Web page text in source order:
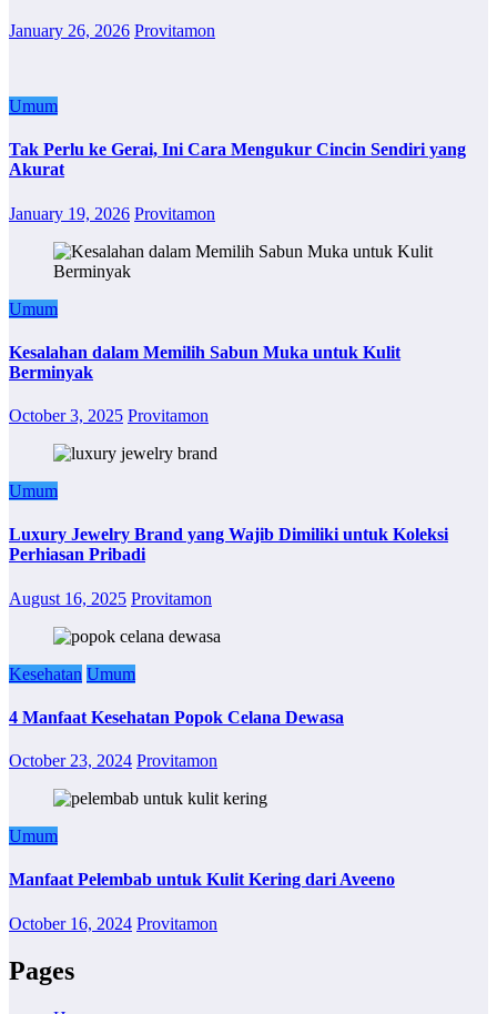
January 26, 2026 Provitamon
Umum
Tak Perlu ke Gerai, Ini Cara Mengukur Cincin Sendiri yang
Akurat
January 19, 2026 Provitamon
Umum
Kesalahan dalam Memilih Sabun Muka untuk Kulit
Berminyak
October 3, 2025 Provitamon
Umum
Luxury Jewelry Brand yang Wajib Dimiliki untuk Koleksi
Perhiasan Pribadi
August 16, 2025 Provitamon
Kesehatan Umum
4 Manfaat Kesehatan Popok Celana Dewasa
October 23, 2024 Provitamon
Umum
Manfaat Pelembab untuk Kulit Kering dari Aveeno
October 16, 2024 Provitamon
Pages